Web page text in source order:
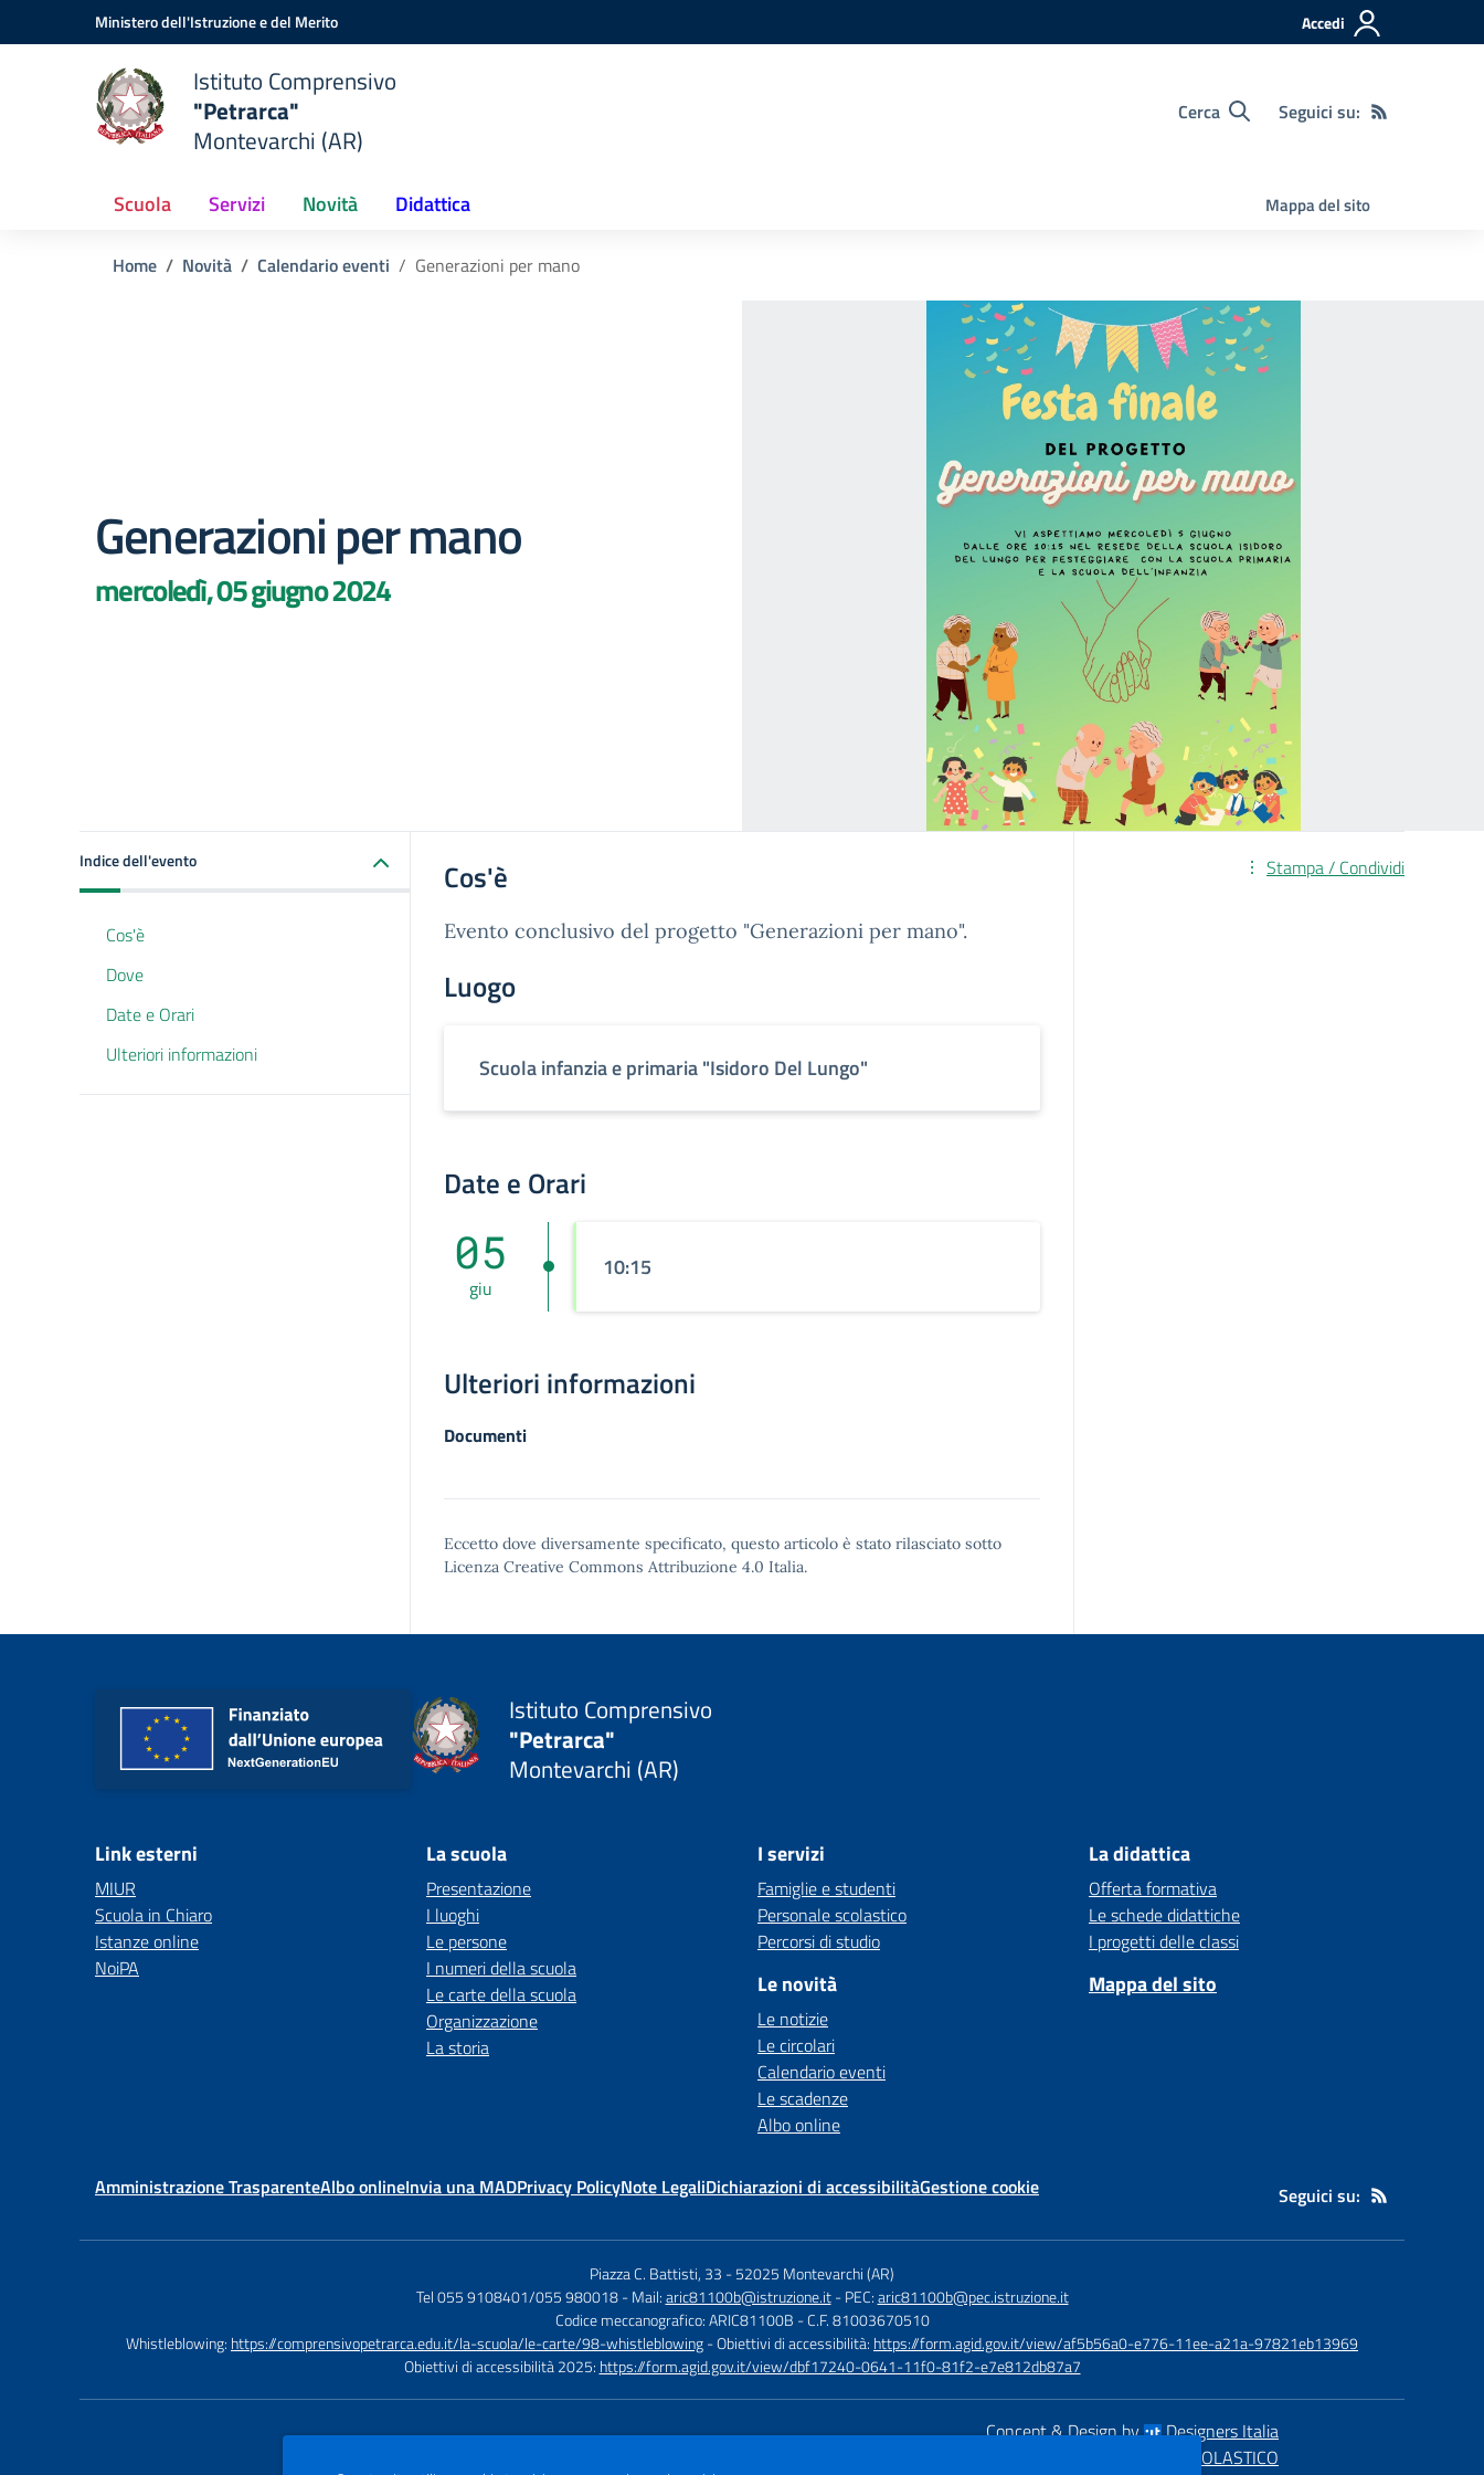
Vai ai contenuti
Vai al menu di navigazioneMinistero dell'Istruzione e del Merito Accedi
Istituto Comprensivo
"Petrarca"
Montevarchi (AR)
Cerca Seguici su:
Scuola Servizi Novità Didattica Mappa del sito
Home Novità Calendario eventi Generazioni per mano
Generazioni per mano
mercoledì, 05 giugno 2024
Indice dell'evento
Cos'è
Dove
Date e Orari
Ulteriori informazioni
Cos'è
Evento conclusivo del progetto "Generazioni per mano".
Luogo
Scuola infanzia e primaria "Isidoro Del Lungo"
Date e Orari
05
giu
10:15
Ulteriori informazioni
Documenti
Eccetto dove diversamente specificato, questo articolo è stato rilasciato sotto
Licenza Creative Commons Attribuzione 4.0 Italia.
Stampa / Condividi
Istituto Comprensivo
"Petrarca"
Montevarchi (AR)
Link esterni
MIUR
Scuola in Chiaro
Istanze online
NoiPA
La scuola
Presentazione
I luoghi
Le persone
I numeri della scuola
Le carte della scuola
Organizzazione
La storia
I servizi
Famiglie e studenti
Personale scolastico
Percorsi di studio
Le novità
Le notizie
Le circolari
Calendario eventi
Le scadenze
Albo online
La didattica
Offerta formativa
Le schede didattiche
I progetti delle classi
Mappa del sito
Amministrazione TrasparenteAlbo onlineInvia una MADPrivacy PolicyNote LegaliDichiarazioni di accessibilitàGestione cookie Seguici su:
Piazza C. Battisti, 33 -52025 Montevarchi (AR)
Tel 055 9108401/055 980018 - Mail:aric81100b@istruzione.it - PEC:aric81100b@pec.istruzione.it
Codice meccanografico: ARIC81100B - C.F. 81003670510
Whistleblowing: https://comprensivopetrarca.edu.it/la-scuola/le-carte/98-whistleblowing- Obiettivi di accessibilità: https://form.agid.gov.it/view/af5b56a0-e776-11ee-a21a-97821eb13969
Obiettivi di accessibilità 2025: https://form.agid.gov.it/view/dbf17240-0641-11f0-81f2-e7e812db87a7
Concept & Design by
Designers Italia
SCUOLASTICO